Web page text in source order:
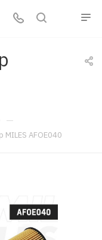
—
AFOE040